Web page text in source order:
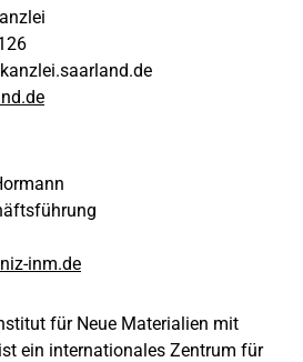
inm.de
für Neue Materialien mit
ein internationales Zentrum für